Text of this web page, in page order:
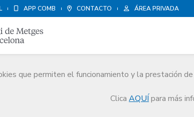
APP COMB CONTACTO ÁREA PRIVADA
que permiten el funcionamiento y la prestación
Clica AQUÍ para más
La Junta Comarcal del Berguedà del